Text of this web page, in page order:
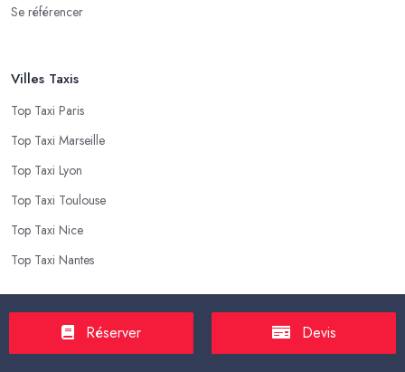
Se référencer
Villes Taxis
Top Taxi Paris
Top Taxi Marseille
Top Taxi Lyon
Top Taxi Toulouse
Top Taxi Nice
Top Taxi Nantes
Top Taxis
Tarif Course Taxi
Réserver Devis